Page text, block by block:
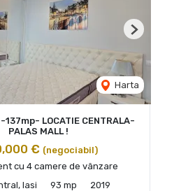
Harta
Next
-137mp- LOCATIE CENTRALA-
PALAS MALL !
€ (negociabil)
cu 4 camere de vânzare
Iasi
93 mp 2019